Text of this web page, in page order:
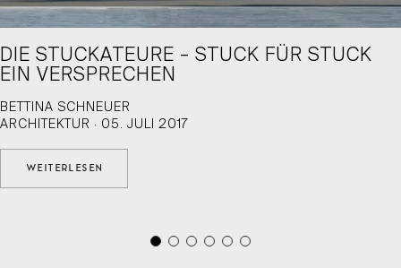
DIE STUCKATEURE – STUCK FÜR STUCK
EIN VERSPRECHEN
BETTINA SCHNEUER
ARCHITEKTUR · 05. JULI 2017
WEITERLESEN